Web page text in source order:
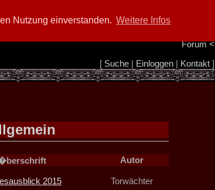
Nutzung einverstanden. Weitere InfosInfo/Impressum
Forum<
[ Suche| Einloggen| Kontakt]
Autor
2015
Torwächter